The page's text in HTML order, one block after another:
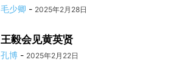
毛少卿 - 2025年2月28日
王毅会见黄英贤
孔博 - 2025年2月22日